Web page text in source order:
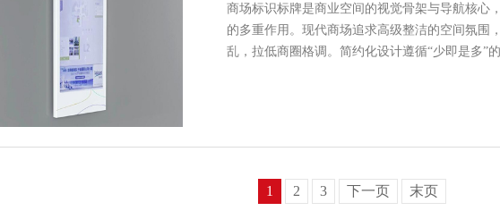
商场标识标牌是商业空间的视觉骨架与导航核心
的多重作用。现代商场追求高级整洁的空间氛围
乱，拉低商圈格调。简约化设计遵循“少即是多”
1 2 3 下一页 末页